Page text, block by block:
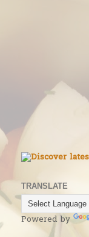
TRANSLATE
Powered by